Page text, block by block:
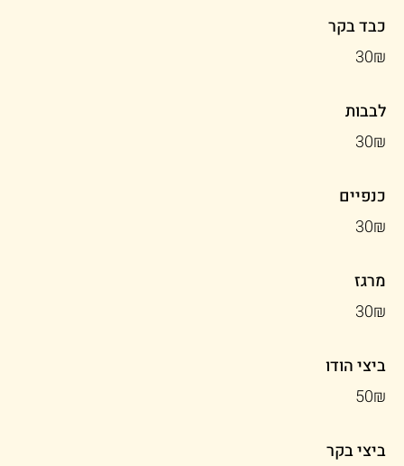
כבד בקר
‏30 ‏₪
לבבות
‏30 ‏₪
כנפיים
‏30 ‏₪
מרגז
‏30 ‏₪
ביצי הודו
‏50 ‏₪
ביצי בקר